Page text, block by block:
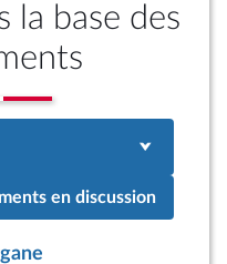
la base des
en discussion